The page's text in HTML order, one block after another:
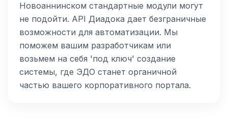
Новоаннинском стандартные модули могут
не подойти. API Диадока дает безграничные
возможности для автоматизации. Мы
поможем вашим разработчикам или
возьмем на себя 'под ключ' создание
системы, где ЭДО станет органичной
частью вашего корпоративного портала.